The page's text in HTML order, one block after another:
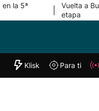
la 5ª
Vuelta a
etapa
"Helmuga"
Klisk Para ti